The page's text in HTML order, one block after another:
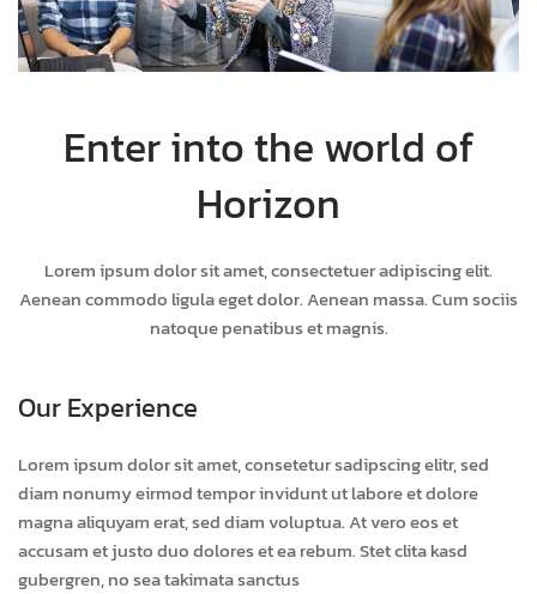
Enter into the world of
Horizon
Lorem ipsum dolor sit amet, consectetuer adipiscing elit.
Aenean commodo ligula eget dolor. Aenean massa. Cum sociis
natoque penatibus et magnis.
Our Experience
Lorem ipsum dolor sit amet, consetetur sadipscing elitr, sed
diam nonumy eirmod tempor invidunt ut labore et dolore
magna aliquyam erat, sed diam voluptua. At vero eos et
accusam et justo duo dolores et ea rebum. Stet clita kasd
gubergren, no sea takimata sanctus